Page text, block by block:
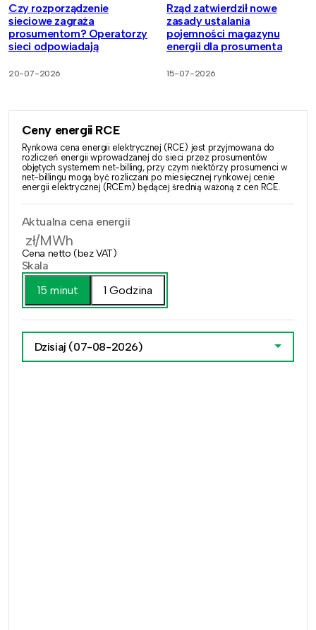
Czy rozporządzenie
sieciowe zagraża
prosumentom? Operatorzy
sieci odpowiadają
20-07-2026
Rząd zatwierdził nowe
zasady ustalania
pojemności magazynu
energii dla prosumenta
15-07-2026
Ceny energii RCE
Rynkowa cena energii elektrycznej (RCE) jest przyjmowana do
rozliczeń energii wprowadzanej do sieci przez prosumentów
objętych systemem net-billing, przy czym niektórzy prosumenci w
net-billingu mogą być rozliczani po miesięcznej rynkowej cenie
energii elektrycznej (RCEm) będącej średnią ważoną z cen RCE.
Aktualna cena energii
zł/MWh
Cena netto (bez VAT)
Skala
15 minut
1 Godzina
Dzisiaj (07-08-2026)